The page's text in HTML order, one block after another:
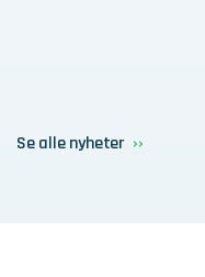
Se alle nyheter